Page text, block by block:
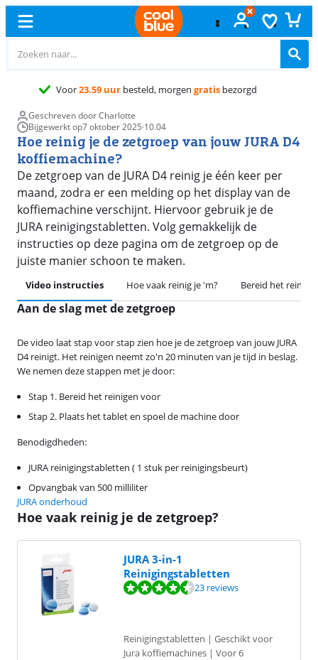
Gratisruilen
Geschreven door Charlotte
Bijgewerkt op7 oktober 2025·10.04
Hoe reinig je de zetgroep van jouw JURA D4
koffiemachine?
De zetgroep van de JURA D4 reinig je één keer per
maand, zodra er een melding op het display van de
koffiemachine verschijnt. Hiervoor gebruik je de
JURA reinigingstabletten. Volg gemakkelijk de
instructies op deze pagina om de zetgroep op de
juiste manier schoon te maken.
Video instructies Hoe vaak reinig je 'm? Bereid het
Aan de slag met de zetgroep
De video laat stap voor stap zien hoe je de zetgroep van jouw JURA
D4 reinigt. Het reinigen neemt zo'n 20 minuten van je tijd in beslag.
We nemen deze stappen met je door:
Stap 1. Bereid het reinigen voor
Stap 2. Plaats het tablet en spoel de machine door
Benodigdheden:
JURA reinigingstabletten ( 1 stuk per reinigingsbeurt)
Opvangbak van 500 milliliter
JURA onderhoud
Hoe vaak reinig je de zetgroep?
JURA 3-in-1
Reinigingstabletten
Beoordeling is 8,8 van de 10, gebaseerd op 23 reviews.
23 reviews
Reinigingstabletten | Geschikt voor
Jura koffiemachines | Voor 6